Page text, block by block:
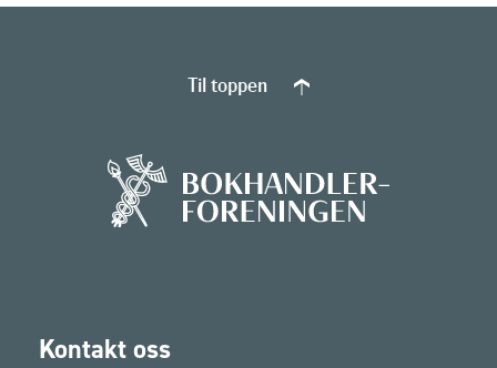
Kontakt oss
Til toppen